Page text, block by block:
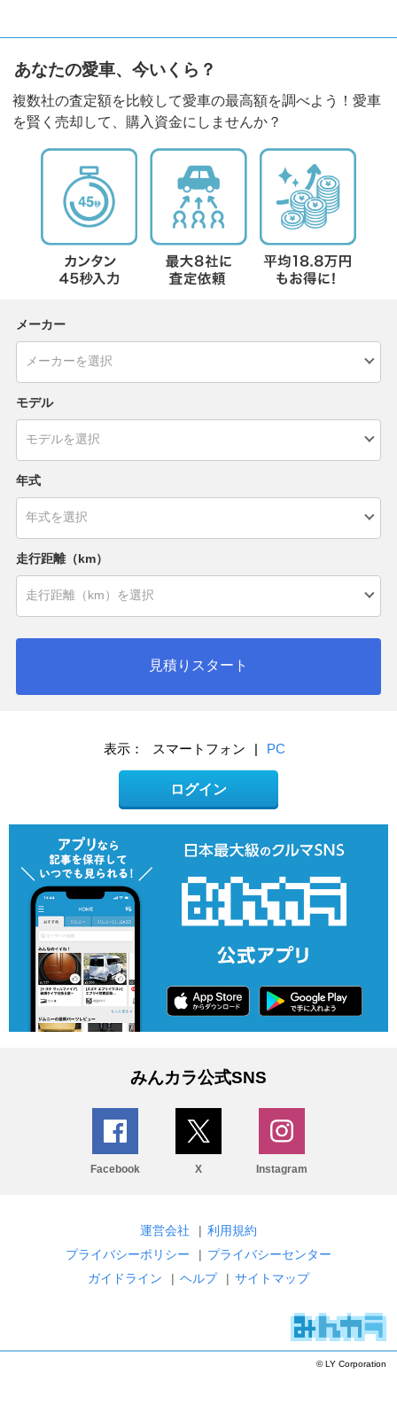
あなたの愛車、今いくら？
複数社の査定額を比較して愛車の最高額を調べよう！愛車
を賢く売却して、購入資金にしませんか？
メーカー
モデル
年式
走行距離（km）
見積りスタート
表示： スマートフォン | PC
ログイン
みんカラ公式SNS
Facebook X Instagram
運営会社 | 利用規約
プライバシーポリシー
| プライバシーセンター
ガイドライン
| ヘルプ | サイトマップ
© LY Corporation